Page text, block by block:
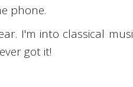
phone.
I'm into classical
got it!